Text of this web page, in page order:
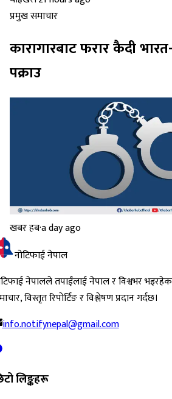
प्रमुख समाचार
कारागारबाट फरार कैदी
पक्राउ
खबर हब·a day ago
नोटिफाई नेपाल
नेपालले तपाईंलाई नेपाल र विश्वभर
विस्तृत रिपोर्टिङ र विश्लेषण प्रदान गर्दछ।
info.notifynepal@gmail.com
लिङ्कहरू